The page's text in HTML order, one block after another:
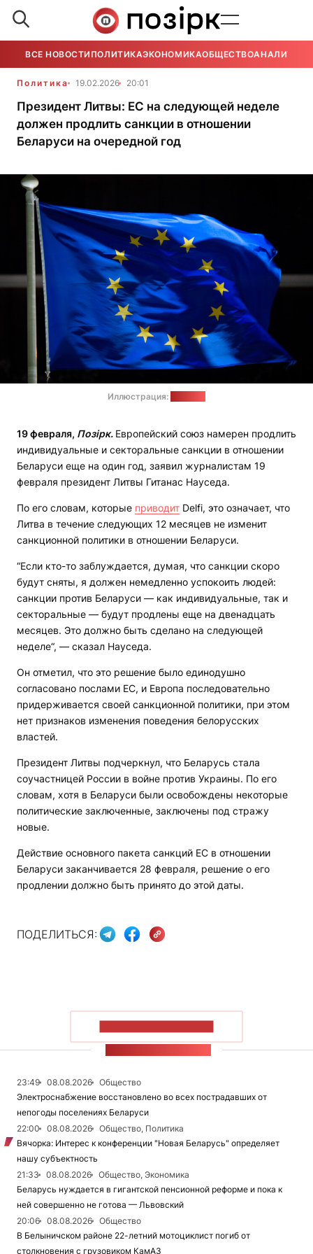
ВСЕ НОВОСТИ ПОЛИТИКАЭКОНОМИКАОБЩЕСТВОАНАЛИТИКА
Политика 19.02.2026 20:01
Президент Литвы: ЕС на следующей неделе
должен продлить санкции в отношении
Беларуси на очередной год
Иллюстрация:
19 февраля, Позірк. Европейский союз намерен продлить
индивидуальные и секторальные санкции в отношении
Беларуси еще на один год, заявил журналистам 19
февраля президент Литвы Гитанас Науседа.
По его словам, которые приводит Delfi, это означает, что
Литва в течение следующих 12 месяцев не изменит
санкционной политики в отношении Беларуси.
“Если кто-то заблуждается, думая, что санкции скоро
будут сняты, я должен немедленно успокоить людей:
санкции против Беларуси — как индивидуальные, так и
секторальные — будут продлены еще на двенадцать
месяцев. Это должно быть сделано на следующей
неделе“, — сказал Науседа.
Он отметил, что это решение было единодушно
согласовано послами ЕС, и Европа последовательно
придерживается своей санкционной политики, при этом
нет признаков изменения поведения белорусских
властей.
Президент Литвы подчеркнул, что Беларусь стала
соучастницей России в войне против Украины. По его
словам, хотя в Беларуси были освобождены некоторые
политические заключенные, заключены под стражу
новые.
Действие основного пакета санкций ЕС в отношении
Беларуси заканчивается 28 февраля, решение о его
продлении должно быть принято до этой даты.
ПОДЕЛИТЬСЯ:
23:49 08.08.2026
Общество
Электроснабжение восстановлено во всех пострадавших от
непогоды поселениях Беларуси
22:00
08.08.2026
Общество, Политика
Вячорка: Интерес к конференции "Новая Беларусь" определяет
нашу субъектность
21:33
08.08.2026
Общество, Экономика
Беларусь нуждается в гигантской пенсионной реформе и пока к
ней совершенно не готова — Львовский
20:06
08.08.2026
Общество
В Белыничском районе 22-летний мотоциклист погиб от
столкновения с грузовиком КамАЗ